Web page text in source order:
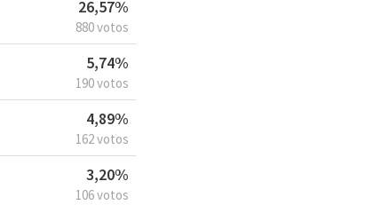
26,57%
880 votos
5,74%
190 votos
4,89%
162 votos
3,20%
106 votos